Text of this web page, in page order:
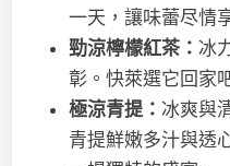
一天，讓味蕾尽情
勁涼檸檬紅茶： 冰
彰。快萊選它回家
極涼青提： 冰爽與
青提鮮嫩多汁與透